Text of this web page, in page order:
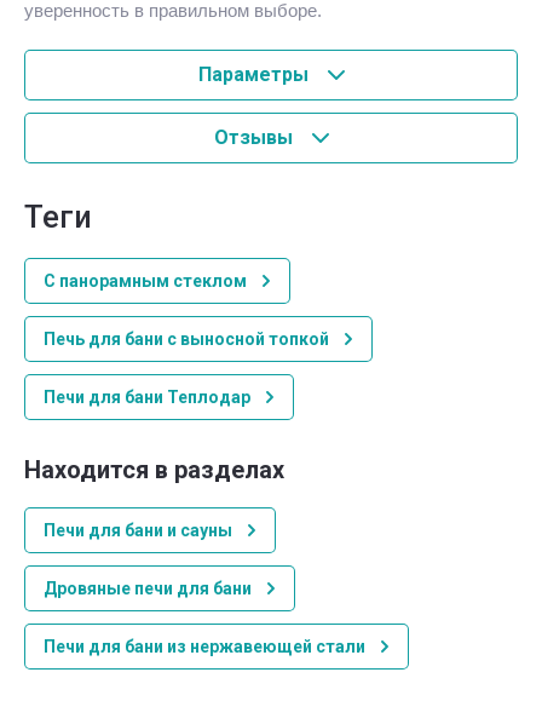
уверенность в правильном выборе.
Параметры
Отзывы
теги
С панорамным стеклом
Печь для бани с выносной топкой
Печи для бани Теплодар
Находится в разделах
Печи для бани и сауны
Дровяные печи для бани
Печи для бани из нержавеющей стали